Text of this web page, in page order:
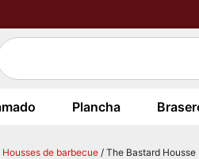
Plancha
Housses de barbecue / The Bastard Housse